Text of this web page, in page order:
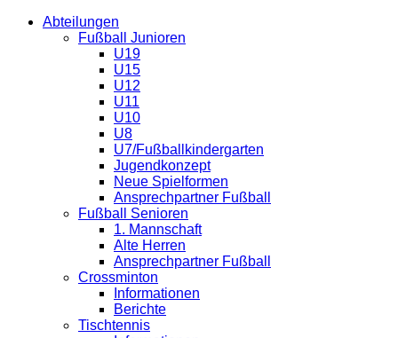
Abteilungen
Fußball Junioren
U19
U15
U12
U11
U10
U8
U7/Fußballkindergarten
Jugendkonzept
Neue Spielformen
Ansprechpartner Fußball
Fußball Senioren
1. Mannschaft
Alte Herren
Ansprechpartner Fußball
Crossminton
Informationen
Berichte
Tischtennis